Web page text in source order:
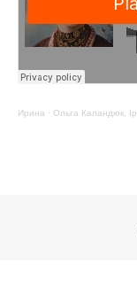
Ирина · Ольга Каландюк,